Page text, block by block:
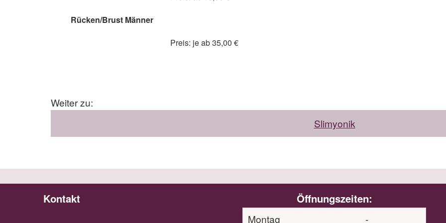
Rücken/Brust Männer
Preis: je ab 35,00 €
Weiter zu:
Slimyonik
Kontakt Öffnungszeiten:
Montag -